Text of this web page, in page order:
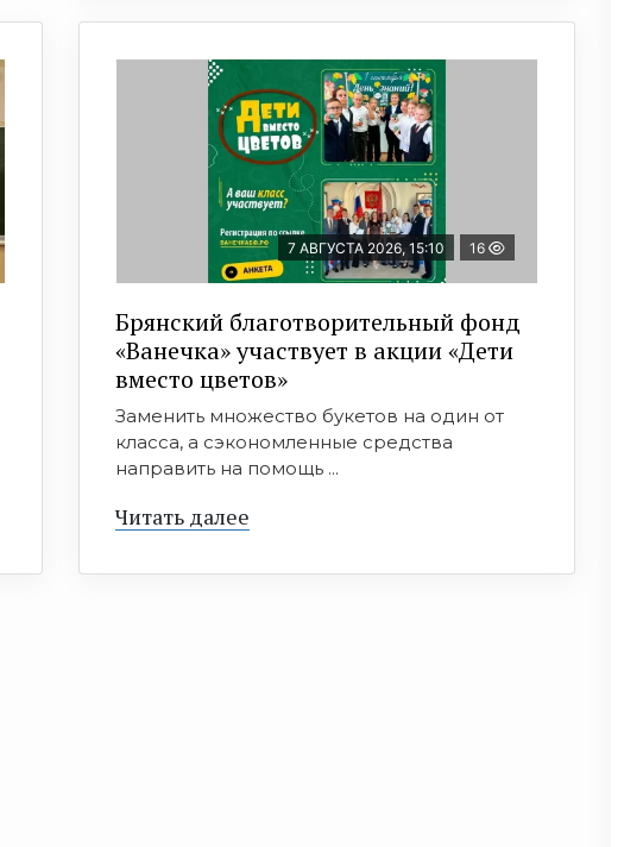
7 АВГУСТА 2026, 15:10 16
Брянский благотворительный фонд
«Ванечка» участвует в акции «Дети
вместо цветов»
Заменить множество букетов на один от
класса, а сэкономленные средства
направить на помощь ...
Читать далее